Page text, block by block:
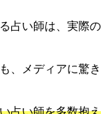
占い師は、実際
、メディアに驚
占い師を多数抱